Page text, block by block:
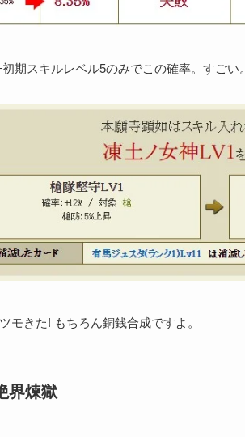
期スキルレベル5のみでこの確率。すごい。
モきた! もちろん銅銭合成ですよ。
界煉獄